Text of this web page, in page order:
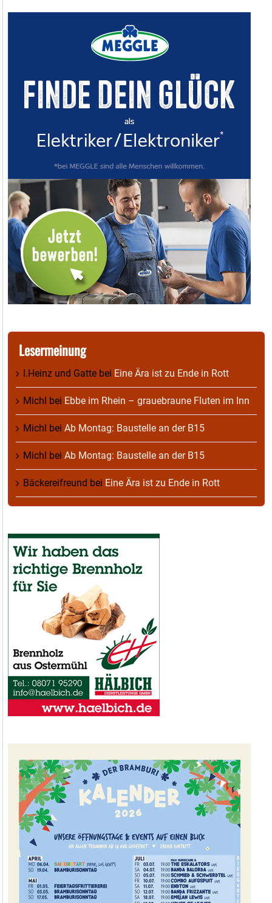
Lesermeinung
I.Heinz und Gatte bei Eine Ära ist zu Ende in Rott
Michl bei Ebbe im Rhein – grauebraune Fluten im Inn
Michl bei Ab Montag: Baustelle an der B15
Michl bei Ab Montag: Baustelle an der B15
Bäckereifreund bei Eine Ära ist zu Ende in Rott